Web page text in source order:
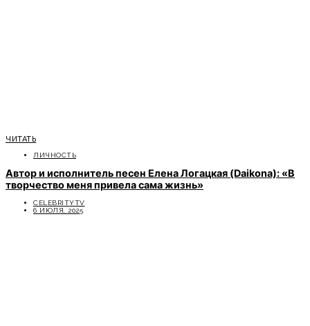
ЧИТАТЬ
ЛИЧНОСТЬ
Автор и исполнитель песен Елена Логацкая (Daikona): «В
творчество меня привела сама жизнь»
CELEBRITYTV
6 ИЮЛЯ, 2025